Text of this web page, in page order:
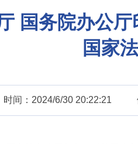
国务院办公
国家
时间：2024/6/30 20:22:21